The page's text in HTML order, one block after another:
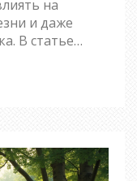
на
и даже
В статье
листья с
и как
покрытием